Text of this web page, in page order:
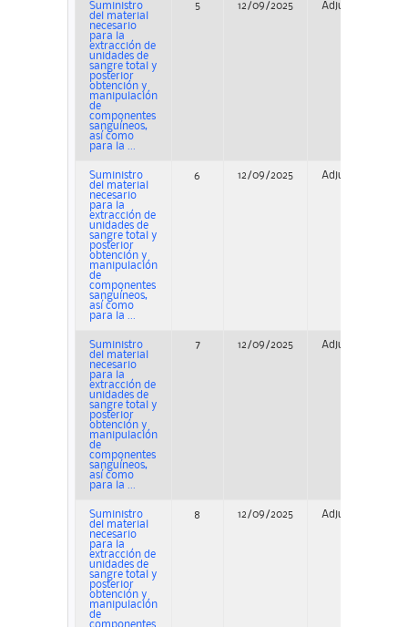
Suministro
del material
necesario
para la
extracción de
unidades de
sangre total y
posterior
obtención y
manipulación
de
componentes
sanguíneos,
así como
para la ...
5 12/09/2025 Adjudicación
Suministro
del material
necesario
para la
extracción de
unidades de
sangre total y
posterior
obtención y
manipulación
de
componentes
sanguíneos,
así como
para la ...
6 12/09/2025 Adjudicación
Suministro
del material
necesario
para la
extracción de
unidades de
sangre total y
posterior
obtención y
manipulación
de
componentes
sanguíneos,
así como
para la ...
7 12/09/2025 Adjudicación
Suministro
del material
necesario
para la
extracción de
unidades de
sangre total y
posterior
obtención y
manipulación
de
componentes
8 12/09/2025 Adjudicación